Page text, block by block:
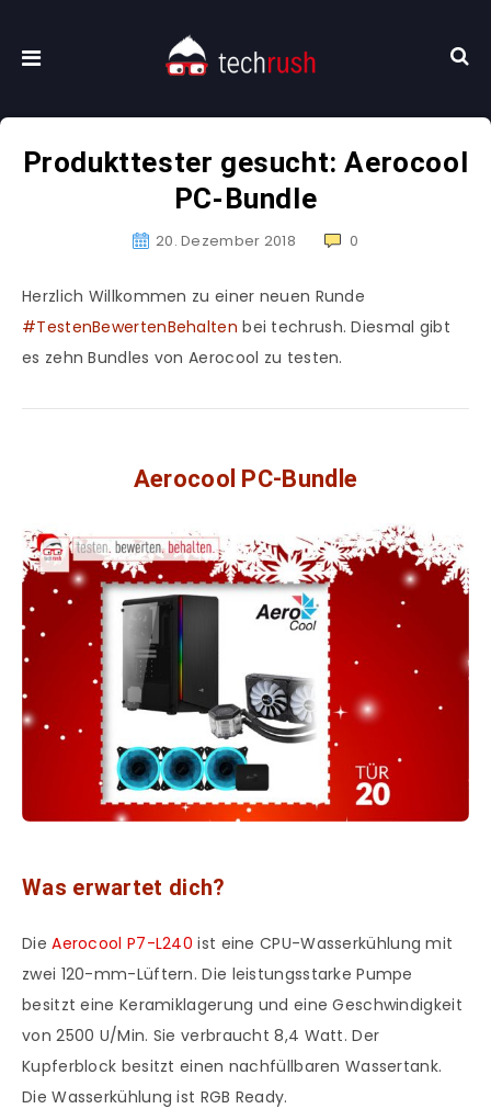
Produkttester gesucht: Aerocool
PC-Bundle
20. Dezember 2018 0
Herzlich Willkommen zu einer neuen Runde
#TestenBewertenBehalten bei techrush. Diesmal gibt
es zehn Bundles von Aerocool zu testen.
Aerocool PC-Bundle
Was erwartet dich?
DieAerocool P7-L240 ist eine CPU-Wasserkühlung mit
zwei 120-mm-Lüftern. Die leistungsstarke Pumpe
besitzt eine Keramiklagerung und eine Geschwindigkeit
von 2500 U/Min. Sie verbraucht 8,4 Watt. Der
Kupferblock besitzt einen nachfüllbaren Wassertank.
Die Wasserkühlung ist RGB Ready.